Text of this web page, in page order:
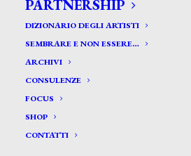
PARTNERSHIP
DIZIONARIO DEGLI ARTISTI
SEMBRARE E NON ESSERE…
ARCHIVI
CONSULENZE
FOCUS
SHOP
CONTATTI
Spagliardi C.